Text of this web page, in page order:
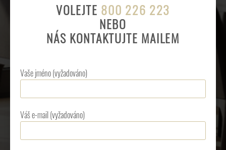
VOLEJTE 800 226 223
NEBO
NÁS KONTAKTUJTE MAILEM
Vaše jméno (vyžadováno)
Váš e-mail (vyžadováno)